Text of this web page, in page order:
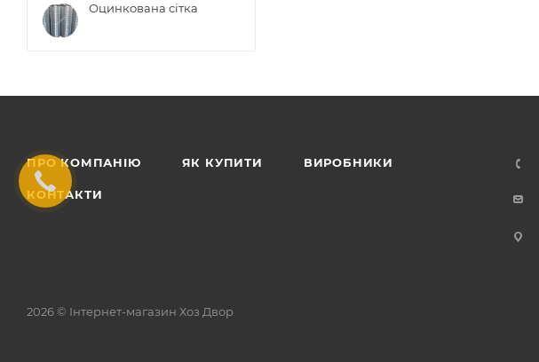
Оцинкована сітка
ПРО КОМПАНІЮ ЯК КУПИТИ ВИРОБНИКИ
КОНТАКТИ
2026 © Інтернет-магазин Хоз Двор